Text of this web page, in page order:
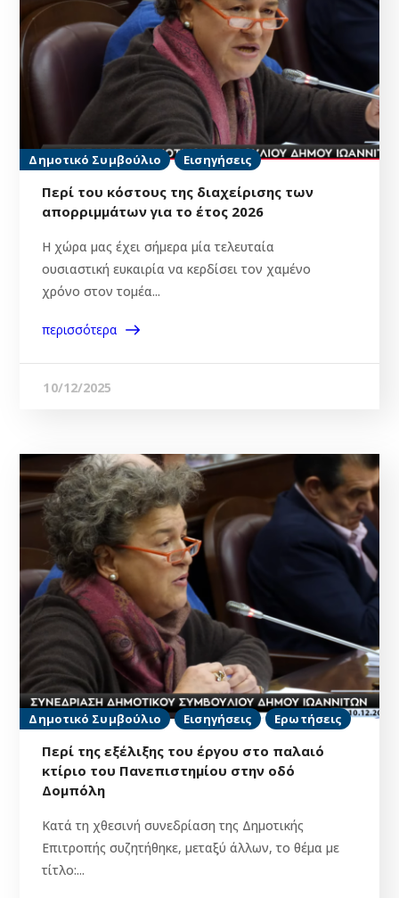
Δημοτικό Συμβούλιο Εισηγήσεις
Περί του κόστους της διαχείρισης των
απορριμμάτων για το έτος 2026
Η χώρα μας έχει σήμερα μία τελευταία
ουσιαστική ευκαιρία να κερδίσει τον χαμένο
χρόνο στον τομέα...
περισσότερα
10/12/2025
Δημοτικό Συμβούλιο Εισηγήσεις Ερωτήσεις
Περί της εξέλιξης του έργου στο παλαιό
κτίριο του Πανεπιστημίου στην οδό
Δομπόλη
Κατά τη χθεσινή συνεδρίαση της Δημοτικής
Επιτροπής συζητήθηκε, μεταξύ άλλων, το θέμα με
τίτλο:...